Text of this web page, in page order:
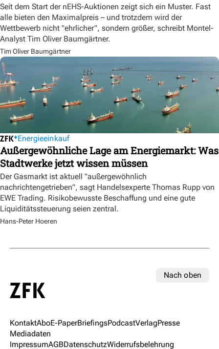
Seit dem Start der nEHS-Auktionen zeigt sich ein Muster. Fast
alle bieten den Maximalpreis – und trotzdem wird der
Wettbewerb nicht "ehrlicher", sondern größer, schreibt Montel-
Analyst Tim Oliver Baumgärtner.
Tim Oliver Baumgärtner
Energieeinkauf
Außergewöhnliche Lage am Energiemarkt: Was
Stadtwerke jetzt wissen müssen
Der Gasmarkt ist aktuell "außergewöhnlich
nachrichtengetrieben", sagt Handelsexperte Thomas Rupp von
EWE Trading. Risikobewusste Beschaffung und eine gute
Liquiditätssteuerung seien zentral.
Hans-Peter Hoeren
Nach oben
KontaktAboE-PaperBriefingsPodcastVerlagPresse
Mediadaten
ImpressumAGBDatenschutzWiderrufsbelehrung